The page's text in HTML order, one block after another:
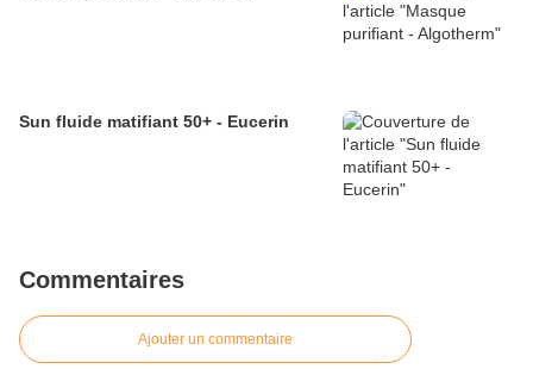
Sun fluide matifiant 50+ - Eucerin
Commentaires
Ajouter un commentaire